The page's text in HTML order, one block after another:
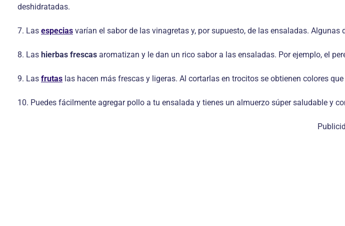
deshidratadas.
7. Las especias varían el sabor de las vinagretas y, por supuesto, de las ensaladas.
8. Las hierbas frescas aromatizan y le dan un rico sabor a las ensaladas. Por ejemplo, el
9. Las frutas las hacen más frescas y ligeras. Al cortarlas en trocitos se obtienen colores
10. Puedes fácilmente agregar pollo a tu ensalada y tienes un almuerzo súper saludable y